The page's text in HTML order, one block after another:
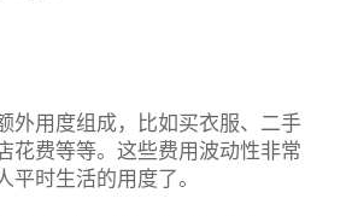
外用度组成，比如买衣服、二手
花费等等。这些费用波动性非常
时生活的用度了。